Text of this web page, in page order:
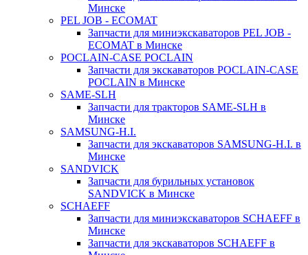
Минске
PEL JOB - ECOMAT
Запчасти для миниэкскаваторов PEL JOB -
ECOMAT в Минске
POCLAIN-CASE POCLAIN
Запчасти для экскаваторов POCLAIN-CASE
POCLAIN в Минске
SAME-SLH
Запчасти для тракторов SAME-SLH в
Минске
SAMSUNG-H.I.
Запчасти для экскаваторов SAMSUNG-H.I. в
Минске
SANDVICK
Запчасти для бурильных установок
SANDVICK в Минске
SCHAEFF
Запчасти для миниэкскаваторов SCHAEFF в
Минске
Запчасти для экскаваторов SCHAEFF в